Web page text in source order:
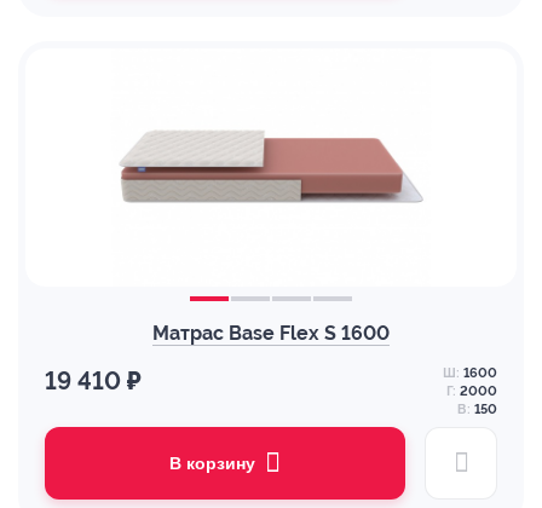
Матрас Base Flex S 1600
19 410 ₽ Ш: 1600
Г: 2000
В: 150
В корзину